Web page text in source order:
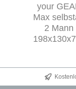
your
Max
2